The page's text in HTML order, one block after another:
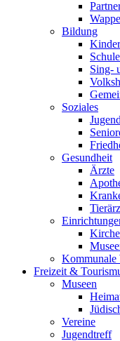
Bildung
Sing-
Soziales
Gesundheit
Ärzte
Kommunale
Freizeit &
Museen
Vereine
Jugendtreff